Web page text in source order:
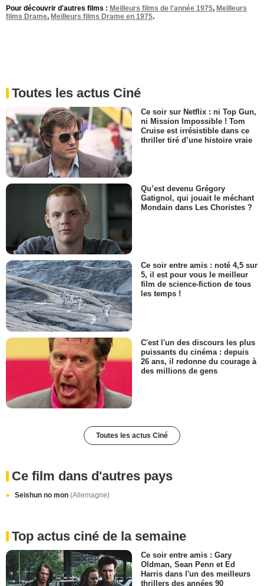
Pour découvrir d'autres films : Meilleurs films de l'année 1975, Meilleurs
films Drame, Meilleurs films Drame en 1975.
Toutes les actus Ciné
Ce soir sur Netflix : ni Top Gun,
ni Mission Impossible ! Tom
Cruise est irrésistible dans ce
thriller tiré d’une histoire vraie
Qu’est devenu Grégory
Gatignol, qui jouait le méchant
Mondain dans Les Choristes ?
Ce soir entre amis : noté 4,5 sur
5, il est pour vous le meilleur
film de science-fiction de tous
les temps !
C'est l'un des discours les plus
puissants du cinéma : depuis
26 ans, il redonne du courage à
des millions de gens
Toutes les actus Ciné
Ce film dans d'autres pays
Seishun no mon (Allemagne)
Top actus ciné de la semaine
Ce soir entre amis : Gary
Oldman, Sean Penn et Ed
Harris dans l'un des meilleurs
thrillers des années 90